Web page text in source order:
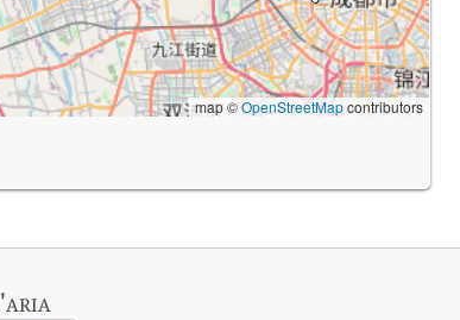
map ©OpenStreetMapcontributors